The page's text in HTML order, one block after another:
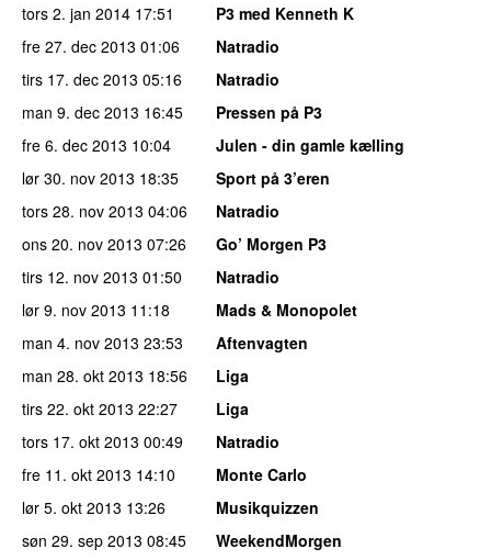
tors 2. jan 2014 17:51
P3 med Kenneth K
fre 27. dec 2013 01:06
Natradio
tirs 17. dec 2013 05:16
Natradio
man 9. dec 2013 16:45
Pressen på P3
fre 6. dec 2013 10:04
Julen - din gamle kælling
lør 30. nov 2013 18:35
Sport på 3’eren
tors 28. nov 2013 04:06
Natradio
ons 20. nov 2013 07:26
Go’ Morgen P3
tirs 12. nov 2013 01:50
Natradio
lør 9. nov 2013 11:18
Mads & Monopolet
man 4. nov 2013 23:53
Aftenvagten
man 28. okt 2013 18:56
Liga
tirs 22. okt 2013 22:27
Liga
tors 17. okt 2013 00:49
Natradio
fre 11. okt 2013 14:10
Monte Carlo
lør 5. okt 2013 13:26
Musikquizzen
søn 29. sep 2013 08:45
WeekendMorgen